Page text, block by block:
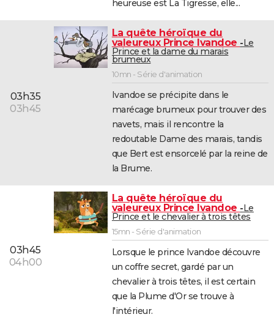
heureuse est La Tigresse, elle...
03h35
03h45
La quête héroïque du
valeureux Prince Ivandoe
Le
Prince et la dame du marais
brumeux
10mn - Série d'animation
Ivandoe se précipite dans le
marécage brumeux pour trouver des
navets, mais il rencontre la
redoutable Dame des marais, tandis
que Bert est ensorcelé par la reine de
la Brume.
03h45
04h00
La quête héroïque du
valeureux Prince Ivandoe
Le
Prince et le chevalier à trois têtes
15mn - Série d'animation
Lorsque le prince Ivandoe découvre
un coffre secret, gardé par un
chevalier à trois têtes, il est certain
que la Plume d'Or se trouve à
l'intérieur.